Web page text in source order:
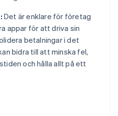
Det är enklare för företag
appar för att driva sin
betalningar i det
bidra till att minska fel,
och hålla allt på ett